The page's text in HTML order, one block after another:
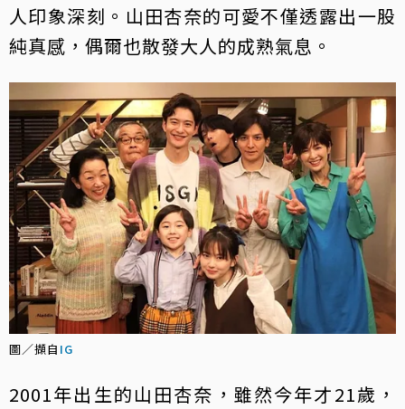
人印象深刻。山田杏奈的可愛不僅透露出一股
純真感，偶爾也散發大人的成熟氣息。
圖／擷自 IG
2001年出生的山田杏奈，雖然今年才21歲，